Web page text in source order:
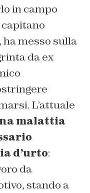
in campo
ha messo sulla
da ex
L’attuale
malattia
d’urto:
da
stando a